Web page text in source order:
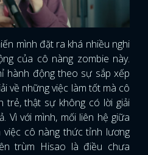
mình đặt ra khá nhiều nghi
của cô nàng zombie này.
hành động theo sự sắp xếp
về những việc làm tốt mà cô
trẻ, thật sự không có lời giải
Vì với mình, mối liên hệ giữa
việc cô nàng thức tỉnh lương
trùm Hisao là điều chưa